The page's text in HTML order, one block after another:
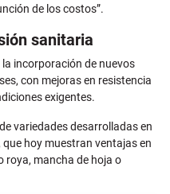
de los costos”.
sanitaria
incorporación de nuevos
con mejoras en resistencia
exigentes.
variedades desarrolladas en
hoy muestran ventajas en
roya, mancha de hoja o